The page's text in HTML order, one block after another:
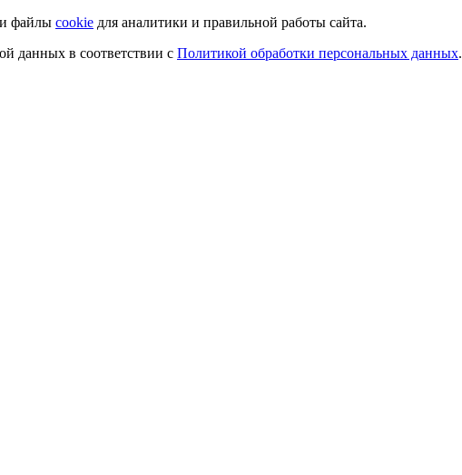
и файлы cookie для аналитики и правильной работы сайта.
данных в соответствии с Политикой обработки персональных данных.